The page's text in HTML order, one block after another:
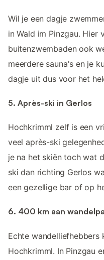
Wil je een dagje
in Wald im Pinzgau. Hier
buitenzwembaden ook
meerdere sauna's en je
dagje uit dus voor het
5. Après-ski in Gerlos
Hochkrimml zelf is een
veel après-ski
je na het skiën toch wat
ski dan richting Gerlos
een gezellige bar of op
6. 400 km aan
Echte wandelliefhebbers
Hochkrimml. In Pinzgau